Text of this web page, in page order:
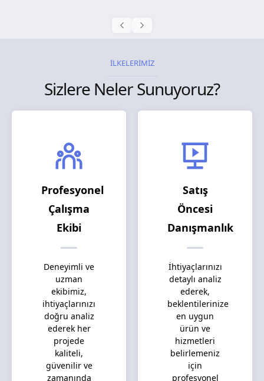
İLKELERİMİZ
Sizlere Neler Sunuyoruz?
Profesyonel
Çalışma
Ekibi
Deneyimli ve
uzman
ekibimiz,
ihtiyaçlarınızı
doğru analiz
ederek her
projede
kaliteli,
güvenilir ve
zamanında
Satış
Öncesi
Danışmanlık
İhtiyaçlarınızı
detaylı analiz
ederek,
beklentilerinize
en uygun
ürün ve
hizmetleri
belirlemeniz
için
profesyonel